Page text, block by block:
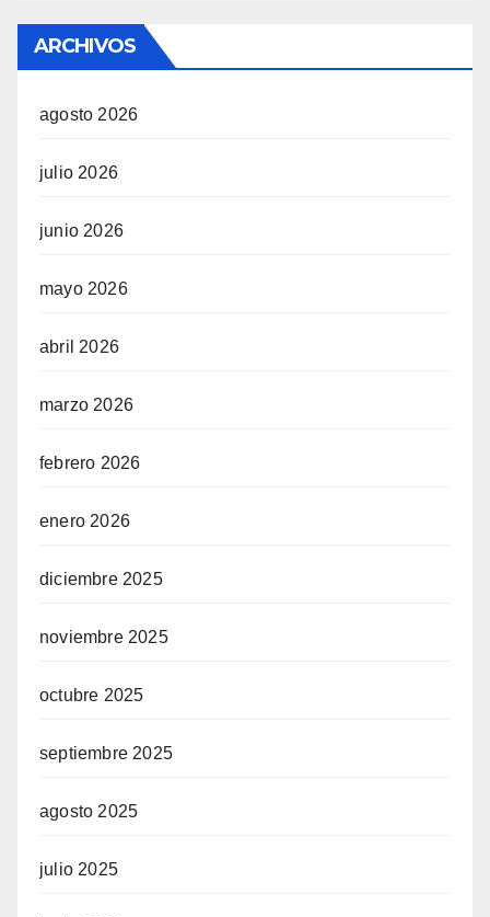
ARCHIVOS
agosto 2026
julio 2026
junio 2026
mayo 2026
abril 2026
marzo 2026
febrero 2026
enero 2026
diciembre 2025
noviembre 2025
octubre 2025
septiembre 2025
agosto 2025
julio 2025